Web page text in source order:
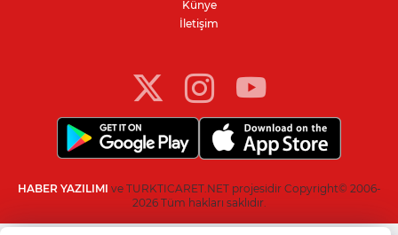
YENİ Parti Manisa İl Başkanı Özalper
Künye
İletişim
HABER YAZILIMI ve TURKTICARET.NET projesidir Copyright© 2006-
2026 Tüm hakları saklıdır.